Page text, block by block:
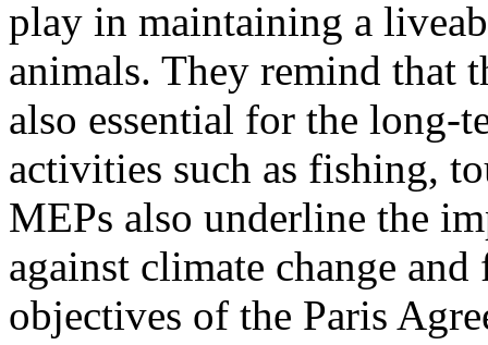
play in maintaining a
animals. They remind that
also essential for the long-
activities such as fishing,
MEPs also underline the
against climate change
objectives of the Paris